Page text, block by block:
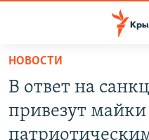
Вернуться
основному
содержанию
Вернутся
ВОДА
НОВОСТИ
В ответ на
привезут майки